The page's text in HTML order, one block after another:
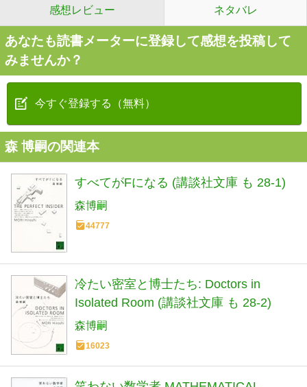
感想レビュー ネタバレ
あなたも読書メーターに登録して感想を投稿して
みませんか？
今すぐ登録する（無料）
森 博嗣の関連本
すべてがFになる (講談社文庫 も 28-1)
森博嗣
44777
冷たい密室と博士たち: Doctors in
Isolated Room (講談社文庫 も 28-2)
森博嗣
16023